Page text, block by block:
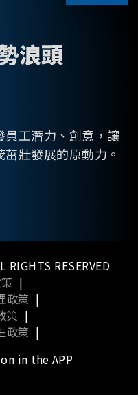
浪頭
工潛力、創意，讓
壯發展的原動力。
RESERVED
|
政策 |
策 |
政策 |
in the APP